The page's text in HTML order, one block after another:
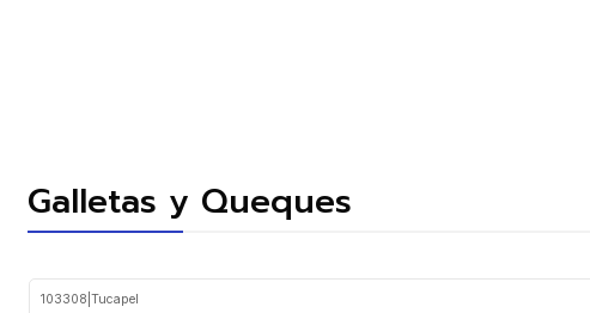
Galletas y Queques
103308 Tucapel